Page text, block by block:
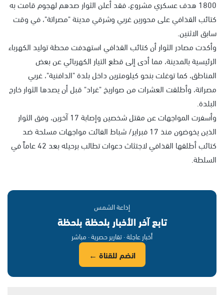
1800 هدف عسكري مشروع، فقد أعلن الثوار صدهم لهجوم قامت به
كتائب القذافي على محورين غربي وشرقي مدينة "مصراتة"، في وقت
سابق الاثنين.
وأكدت مصادر الثوار أن كتائب القذافي استهدفت محطة توليد الكهرباء
الرئيسية بالمدينة، مما أدى إلى قطع التيار الكهربائي عن بعض
المناطق، كما توغلت بنحو كيلومترين داخل بلدة "الدافنية"، غربي
مصراتة، وأطلقت العشرات من صواريخ "غراد" قبل أن يصدها الثوار خارج
البلدة.
وأسفرت المواجهات عن مقتل شخصين وإصابة 17 آخرين، وفق الثوار
الذين يخوضون منذ 17 فبراير/ شباط الفائت مواجهات مسلحة ضد
كتائب أطلقها القذافي لاجتثاث دعوات تطالب برحيله بعد 42 عاماً في
السلطة.
إذاعة الشمس
تابع آخر الأخبار بلحظة بلحظة
أخبار عاجلة · تقارير حصرية · مباشر
انضم للقناة ←